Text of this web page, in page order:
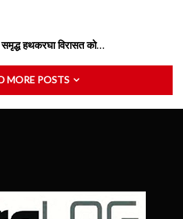
हथकरघा विरासत को…
MORE POSTS